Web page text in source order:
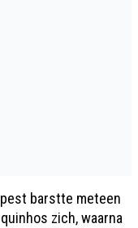
barstte meteen
zich, waarna